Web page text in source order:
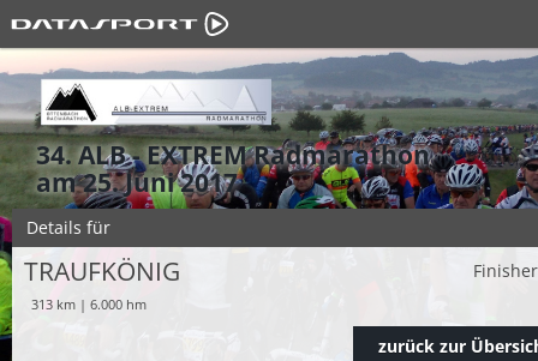
34. ALB - EXTREM Radmarathon
am 25. Juni 2017
Details für
TRAUFKÖNIG
313 km | 6.000 hm
zurück zur